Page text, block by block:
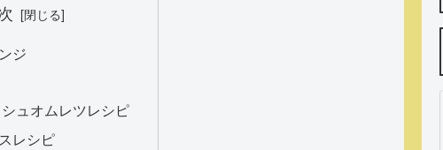
ジ
ュオムレツレシピ
レシピ